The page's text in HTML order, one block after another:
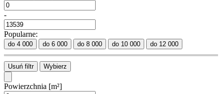
-
Popularne:
do 4 000 do 6 000 do 8 000 do 10 000 do 12 000
Usuń filtr Wybierz
Powierzchnia [m²]